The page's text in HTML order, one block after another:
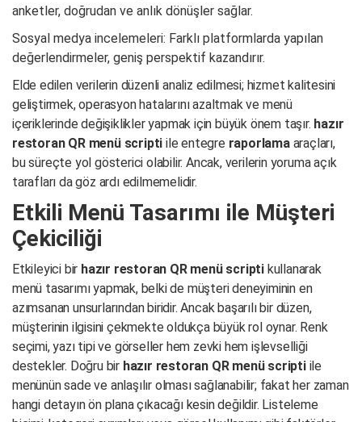
anketler, doğrudan ve anlık dönüşler sağlar.
Sosyal medya incelemeleri: Farklı platformlarda yapılan
değerlendirmeler, geniş perspektif kazandırır.
Elde edilen verilerin düzenli analiz edilmesi; hizmet kalitesini
geliştirmek, operasyon hatalarını azaltmak ve menü
içeriklerinde değişiklikler yapmak için büyük önem taşır. hazır
restoran QR menü scripti ile entegre raporlamaaraçları,
bu süreçte yol gösterici olabilir. Ancak, verilerin yoruma açık
tarafları da göz ardı edilmemelidir.
Etkili Menü Tasarımı ile Müşteri
Çekiciliği
Etkileyici bir hazır restoran QR menü scripti kullanarak
menü tasarımı yapmak, belki de müşteri deneyiminin en
azımsanan unsurlarından biridir. Ancak başarılı bir düzen,
müşterinin ilgisini çekmekte oldukça büyük rol oynar. Renk
seçimi, yazı tipi ve görseller hem zevki hem işlevselliği
destekler. Doğru bir hazır restoran QR menü scriptiile
menünün sade ve anlaşılır olması sağlanabilir; fakat her zaman
hangi detayın ön plana çıkacağı kesin değildir. Listeleme